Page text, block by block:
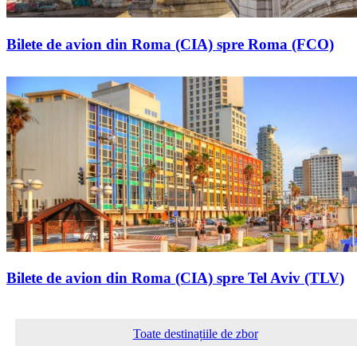
Bilete de avion din Roma (CIA) spre Roma (FCO)
Bilete de avion din Roma (CIA) spre Tel Aviv (TLV)
Toate destinațiile de zbor